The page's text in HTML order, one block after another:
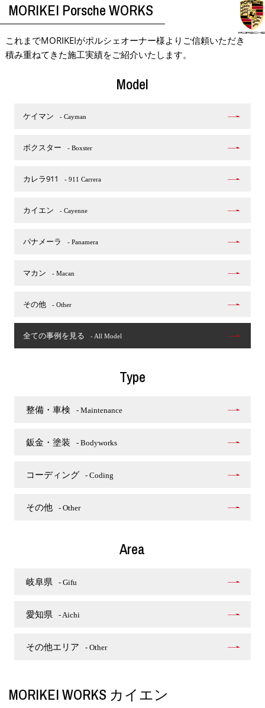
MORIKEI Porsche WORKS
これまでMORIKEIがポルシェオーナー様よりご信頼いただき
積み重ねてきた施工実績をご紹介いたします。
Model
ケイマン - Cayman
ボクスター - Boxster
カレラ911 - 911 Carrera
カイエン - Cayenne
パナメーラ - Panamera
マカン - Macan
その他 - Other
全ての事例を見る - All Model
Type
整備・車検 - Maintenance
鈑金・塗装 - Bodyworks
コーディング - Coding
その他 - Other
Area
岐阜県 - Gifu
愛知県 - Aichi
その他エリア - Other
MORIKEI WORKS カイエン